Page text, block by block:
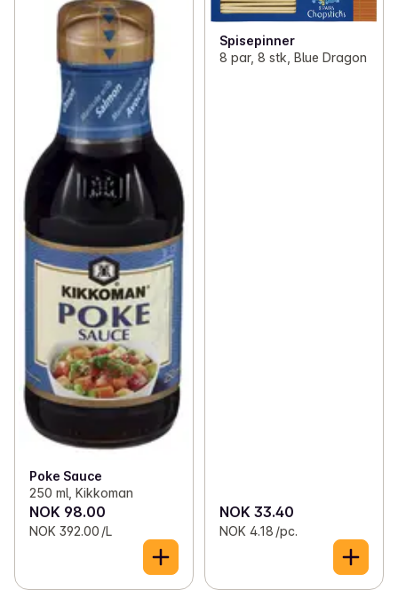
Poke Sauce
250 ml, Kikkoman
NOK 98.00
NOK 392.00 /L
Spisepinner
8 par, 8 stk, Blue Dragon
NOK 33.40
NOK 4.18 /pc.